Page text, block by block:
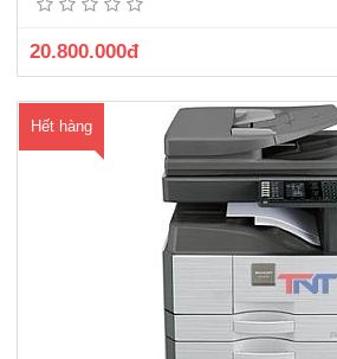
20.800.000đ
Hết hàng
AR-6023N được trang bị thêm chức